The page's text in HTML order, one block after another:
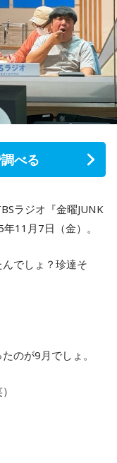
べる
ラジオ『金曜JUNK
11月7日（金）。
でしょ？珍達そ
のが9月でしょ。